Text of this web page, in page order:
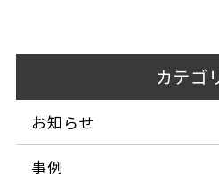
カテゴ
お知らせ
事例